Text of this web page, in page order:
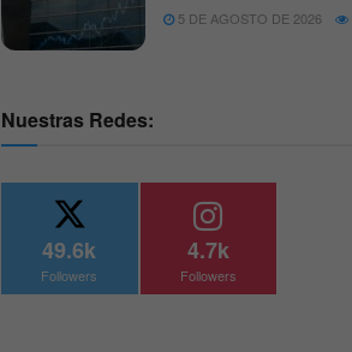
5 DE AGOSTO DE 2026
Nuestras Redes:
49.6k
Followers
4.7k
Followers